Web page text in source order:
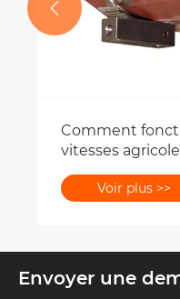
Comment
vitesses
prise de force
Voir plus >>

Envoyer une